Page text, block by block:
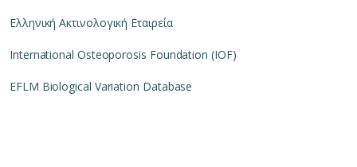
Ελληνική Ακτινολογική Εταιρεία
International Osteoporosis Foundation (IOF)
EFLM Biological Variation Database